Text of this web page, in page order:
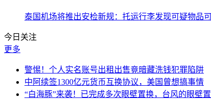
泰国机场将推出安检新规：托运行李发现可疑物品
今日关注
更多
警惕！个人实名账号出租出售竟暗藏洗钱犯罪陷阱
中阿续签1300亿元货币互换协议，美国曾想搞事情
“白海豚”来袭！已完成多次眼壁置换，台风的眼壁置